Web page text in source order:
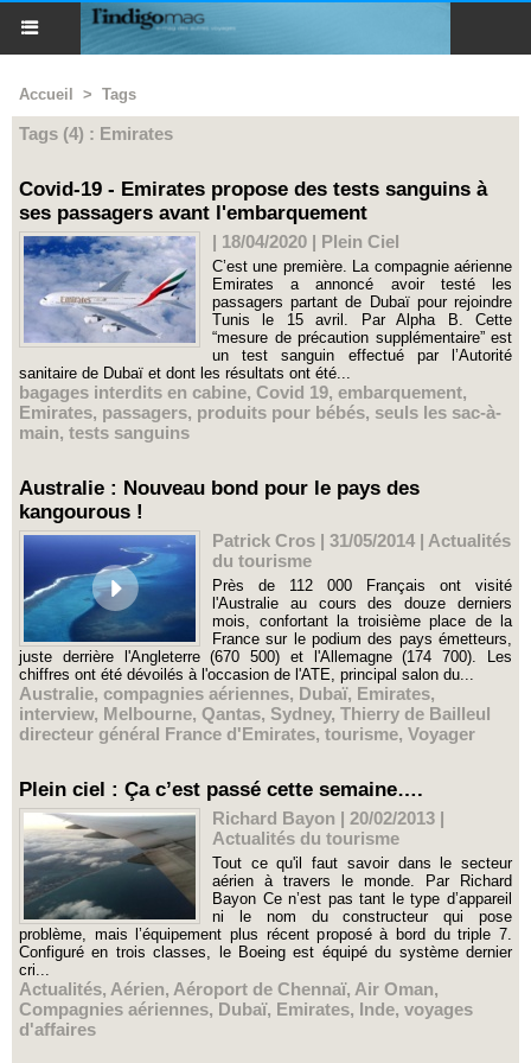
Accueil > Tags
Tags (4) : Emirates
Covid-19 - Emirates propose des tests sanguins à
ses passagers avant l'embarquement
| 18/04/2020 | Plein Ciel
C’est une première. La compagnie aérienne
Emirates a annoncé avoir testé les
passagers partant de Dubaï pour rejoindre
Tunis le 15 avril. Par Alpha B. Cette
“mesure de précaution supplémentaire” est
un test sanguin effectué par l’Autorité
sanitaire de Dubaï et dont les résultats ont été...
bagages interdits en cabine, Covid 19, embarquement,
Emirates, passagers, produits pour bébés, seuls les sac-à-
main, tests sanguins
Australie : Nouveau bond pour le pays des
kangourous !
Patrick Cros | 31/05/2014 | Actualités
du tourisme
Près de 112 000 Français ont visité
l'Australie au cours des douze derniers
mois, confortant la troisième place de la
France sur le podium des pays émetteurs,
juste derrière l'Angleterre (670 500) et l'Allemagne (174 700). Les
chiffres ont été dévoilés à l'occasion de l'ATE, principal salon du...
Australie, compagnies aériennes, Dubaï, Emirates,
interview, Melbourne, Qantas, Sydney, Thierry de Bailleul
directeur général France d'Emirates, tourisme, Voyager
Plein ciel : Ça c’est passé cette semaine….
Richard Bayon | 20/02/2013 |
Actualités du tourisme
Tout ce qu'il faut savoir dans le secteur
aérien à travers le monde. Par Richard
Bayon Ce n’est pas tant le type d’appareil
ni le nom du constructeur qui pose
problème, mais l’équipement plus récent proposé à bord du triple 7.
Configuré en trois classes, le Boeing est équipé du système dernier
cri...
Actualités, Aérien, Aéroport de Chennaï, Air Oman,
Compagnies aériennes, Dubaï, Emirates, Inde, voyages
d'affaires